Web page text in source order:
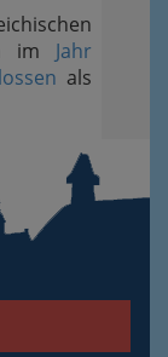
im Jahr
als